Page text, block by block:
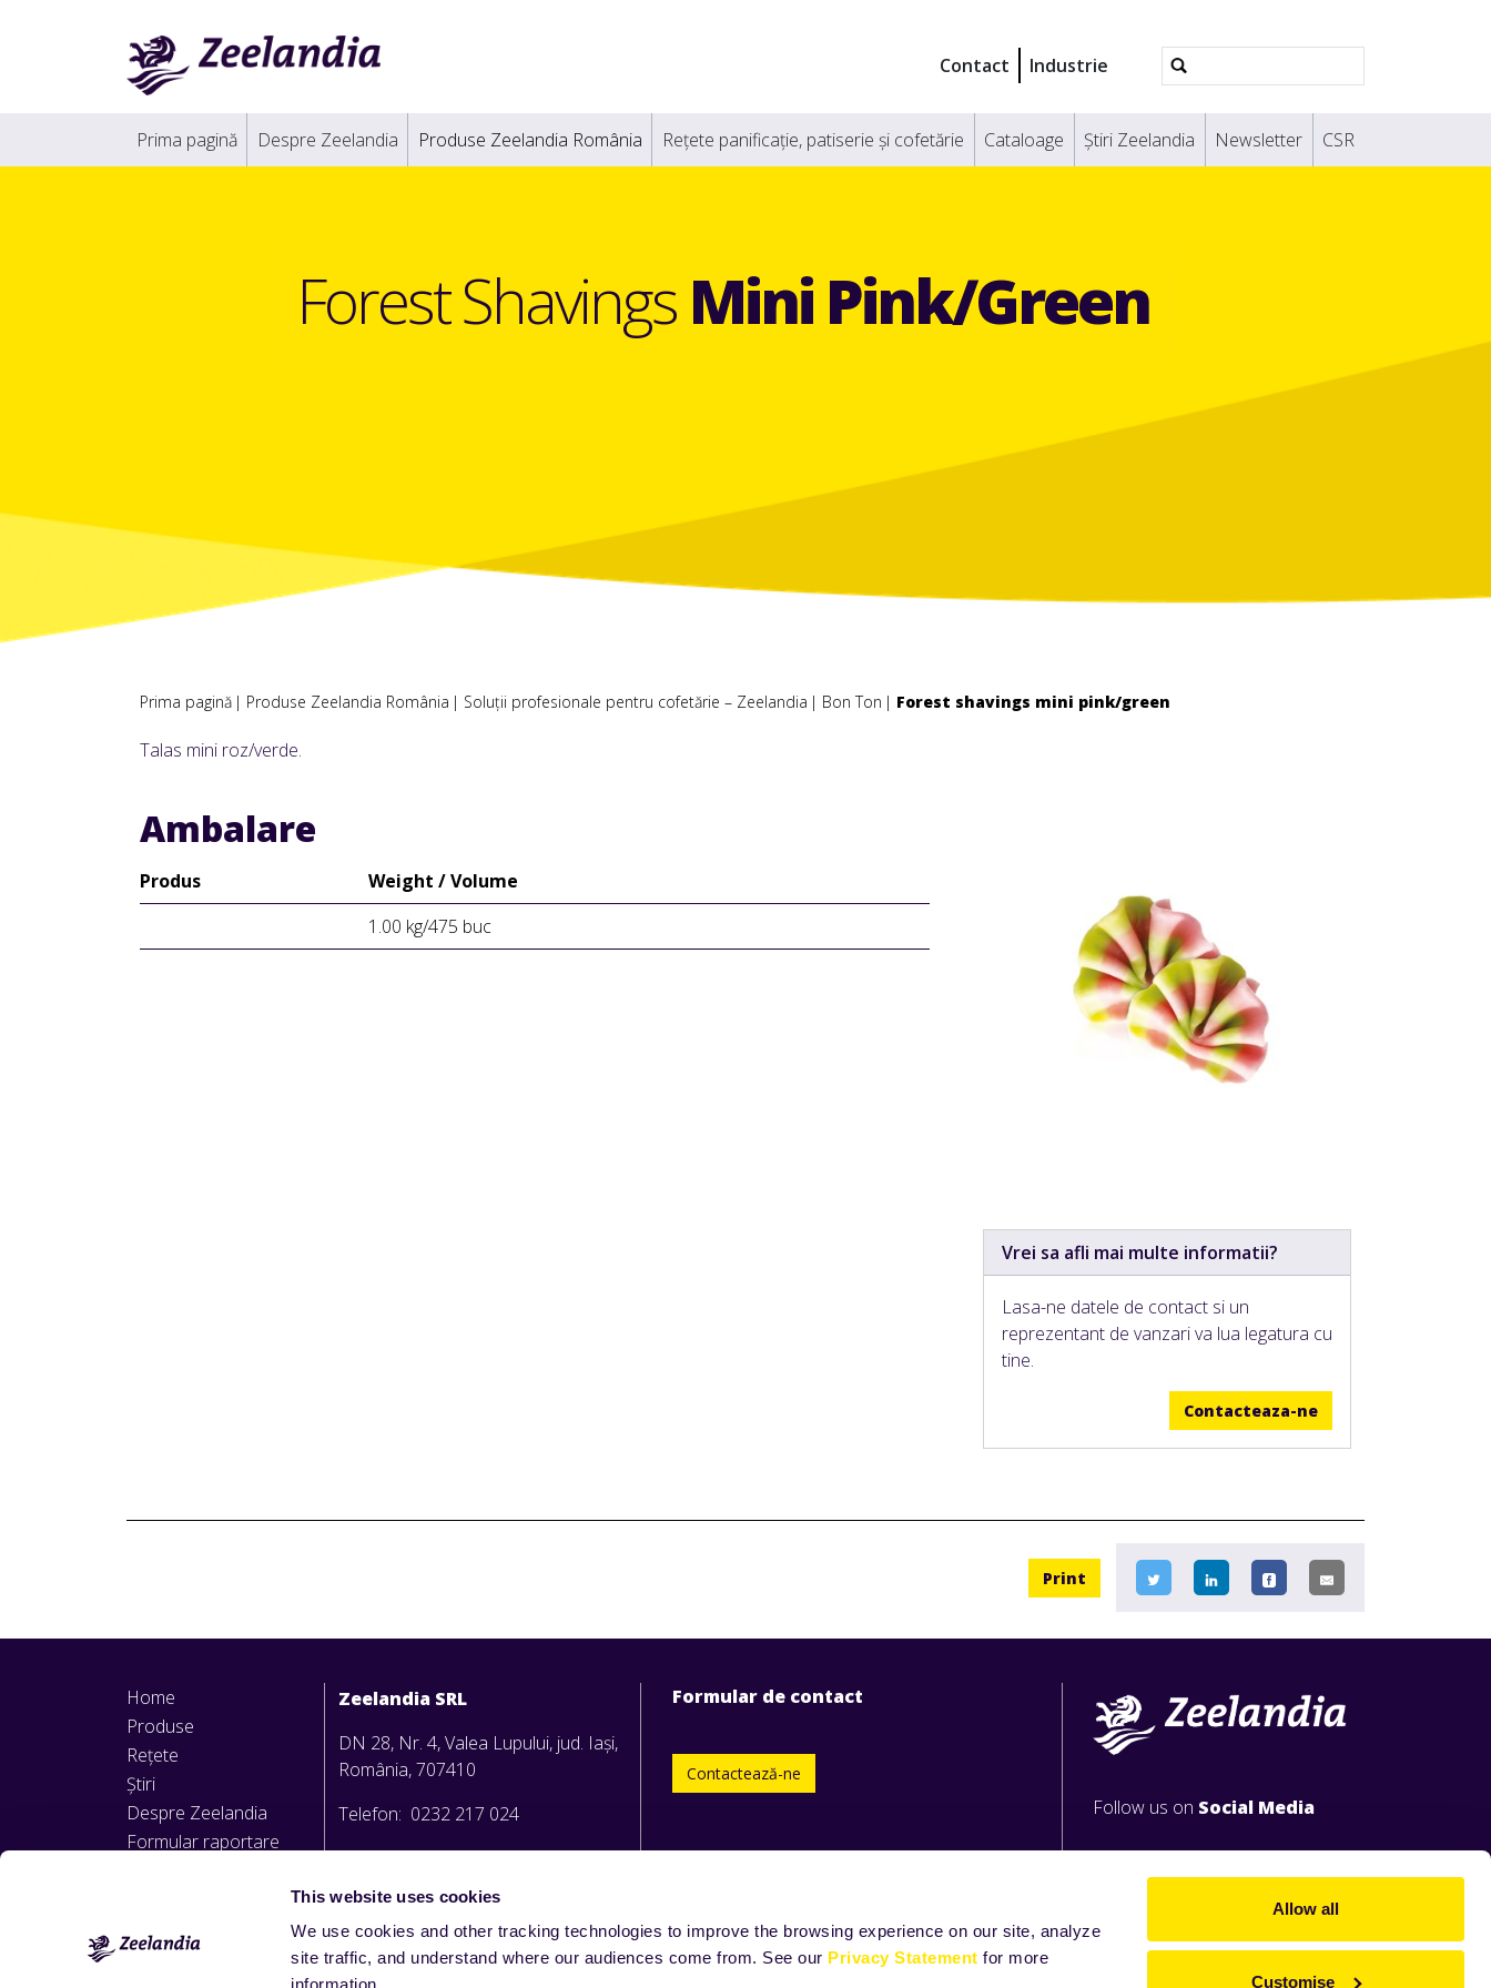
This website uses cookies
We use cookies and other tracking technologies to improve the browsing experience on our site, analyze
site traffic, and understand where our audiences come from. See our Privacy Statement for more
Allow all
Customise
Contact Industrie
Căutare
avansată
Prima pagină Despre Zeelandia Produse Zeelandia România Rețete panificație, patiserie și cofetărie Cataloage Știri Zeelandia Newsletter CSR
Forest Shavings Mini Pink/Green
Prima pagină Produse Zeelandia România Soluții profesionale pentru cofetărie – Zeelandia Bon Ton Forest shavings mini pink/green
Talas mini roz/verde.
Ambalare
Produs
Weight / Volume
1.00 kg/475 buc
Vrei sa afli mai multe informatii?
Lasa-ne datele de contact si un
reprezentant de vanzari va lua legatura cu
tine.
Contacteaza-ne
Print
Home
Produse
Rețete
Știri
Despre Zeelandia
Formular raportare
avertizarea de interes
public
Zeelandia SRL
DN 28, Nr. 4, Valea Lupului, jud. Iași,
România, 707410
Telefon: 0232 217 024
office@zeelandia.ro
Formular de contact
Contactează-ne
Follow us on Social Media